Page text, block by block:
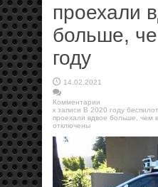
проехали
больше,
году
14.02.2021
Комментарии
к записи В 2020 году
проехали вдвое больше, чем
отключены